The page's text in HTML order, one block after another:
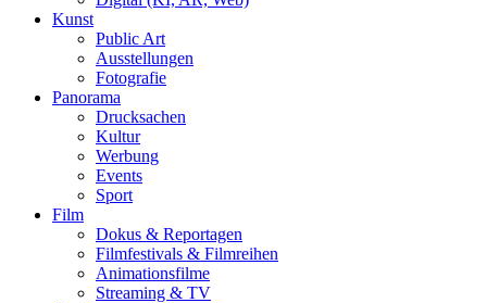
Kunst
Public Art
Ausstellungen
Fotografie
Panorama
Drucksachen
Kultur
Werbung
Events
Sport
Film
Dokus & Reportagen
Filmfestivals & Filmreihen
Animationsfilme
Streaming & TV